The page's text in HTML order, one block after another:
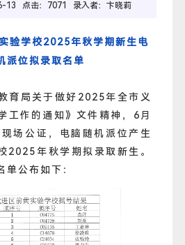
13 点击： 7071 录入者：卞晓莉
验学校2025年秋学期新生电
派位拟录取名单
育局关于做好2025年全市义
工作的通知》文件精神，6月
场公证，电脑随机派位产生
2025年秋学期拟录取新生。
单公布如下：